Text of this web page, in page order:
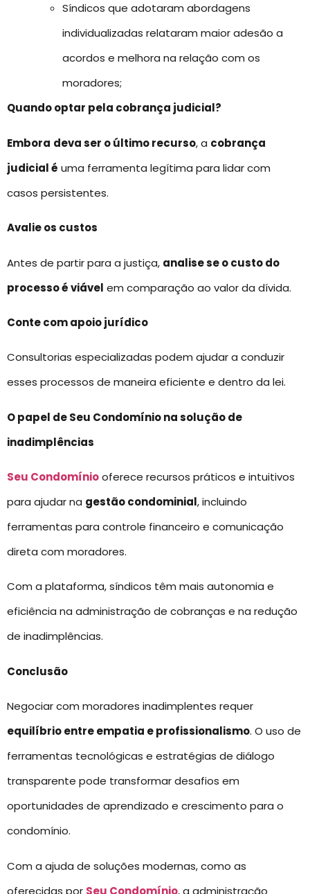
Síndicos que adotaram abordagens
individualizadas relataram maior adesão a
acordos e melhora na relação com os
moradores;
Quando optar pela cobrança judicial?
Embora deva ser o último recurso, a cobrança
judicial é uma ferramenta legítima para lidar com
casos persistentes.
Avalie os custos
Antes de partir para a justiça, analise se o custo do
processo é viável em comparação ao valor da dívida.
Conte com apoio jurídico
Consultorias especializadas podem ajudar a conduzir
esses processos de maneira eficiente e dentro da lei.
O papel de Seu Condomínio na solução de
inadimplências
Seu Condomíniooferece recursos práticos e intuitivos
para ajudar na gestão condominial, incluindo
ferramentas para controle financeiro e comunicação
direta com moradores.
Com a plataforma, síndicos têm mais autonomia e
eficiência na administração de cobranças e na redução
de inadimplências.
Conclusão
Negociar com moradores inadimplentes requer
equilíbrio entre empatia e profissionalismo. O uso de
ferramentas tecnológicas e estratégias de diálogo
transparente pode transformar desafios em
oportunidades de aprendizado e crescimento para o
condomínio.
Com a ajuda de soluções modernas, como as
oferecidas por Seu Condomínio, a administração